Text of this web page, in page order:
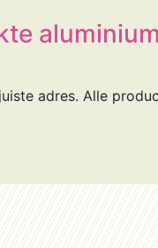
adres. Alle